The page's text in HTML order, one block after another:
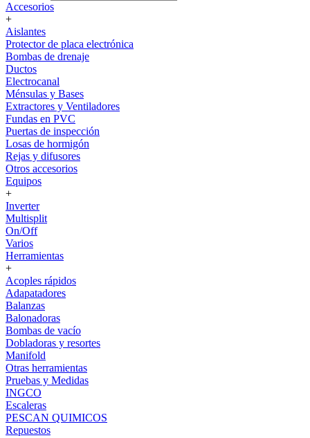
Accesorios
+
Aislantes
Protector de placa electrónica
Bombas de drenaje
Ductos
Electrocanal
Ménsulas y Bases
Extractores y Ventiladores
Fundas en PVC
Puertas de inspección
Losas de hormigón
Rejas y difusores
Otros accesorios
Equipos
+
Inverter
Multisplit
On/Off
Varios
Herramientas
+
Acoples rápidos
Adapatadores
Balanzas
Balonadoras
Bombas de vacío
Dobladoras y resortes
Manifold
Otras herramientas
Pruebas y Medidas
INGCO
Escaleras
PESCAN QUIMICOS
Repuestos